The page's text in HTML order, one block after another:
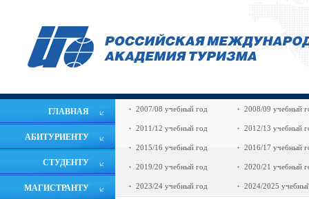
ГЛАВНАЯ
АБИТУРИЕНТУ
СТУДЕНТУ
МАГИСТРАНТУ
2007/08 учебный год 2008/09 учебный
2011/12 учебный год 2012/13 учебный
2015/16 учебный год 2016/17 учебный
2019/20 учебный год 2020/21 учебный
2023/24 учебный год 2024/2025